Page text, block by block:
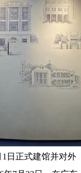
1日正式建馆并对外